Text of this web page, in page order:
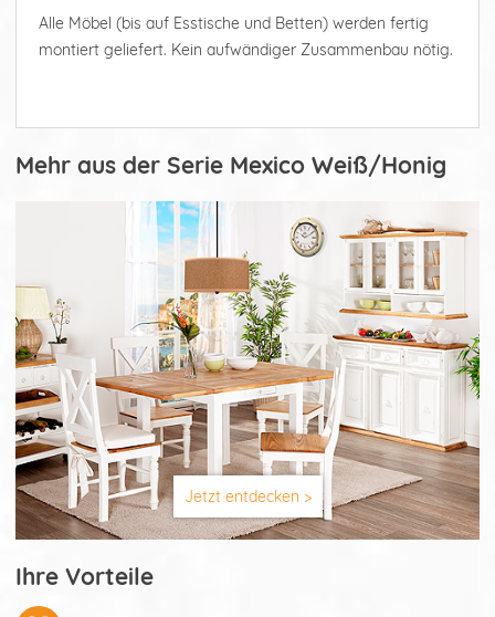
Alle Möbel (bis auf Esstische und Betten) werden fertig
montiert geliefert. Kein aufwändiger Zusammenbau nötig.
Mehr aus der Serie Mexico Weiß/Honig
Jetzt entdecken >
Ihre Vorteile